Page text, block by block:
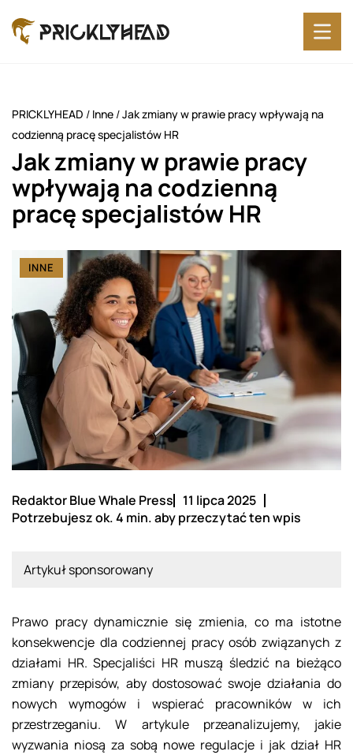
PRICKLYHEAD / Inne /Jak zmiany w prawie pracy wpływają na
codzienną pracę specjalistów HR
Jak zmiany w prawie pracy
wpływają na codzienną
pracę specjalistów HR
INNE
Redaktor Blue Whale Press
11 lipca 2025
Potrzebujesz ok. 4 min. aby przeczytać ten wpis
Artykuł sponsorowany
Prawo pracy dynamicznie się zmienia, co ma istotne
konsekwencje dla codziennej pracy osób związanych z
działami HR. Specjaliści HR muszą śledzić na bieżąco
zmiany przepisów, aby dostosować swoje działania do
nowych wymogów i wspierać pracowników w ich
przestrzeganiu. W artykule przeanalizujemy, jakie
wyzwania niosą za sobą nowe regulacje i jak dział HR